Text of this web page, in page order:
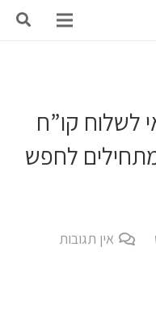
לשלוח קו”ח
לחפש
אין תגובות